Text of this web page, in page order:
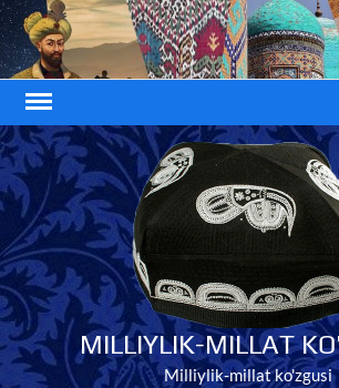
Skip
to
content
MILLIYLIK-MILLAT
Milliylik-millat ko'zgusi